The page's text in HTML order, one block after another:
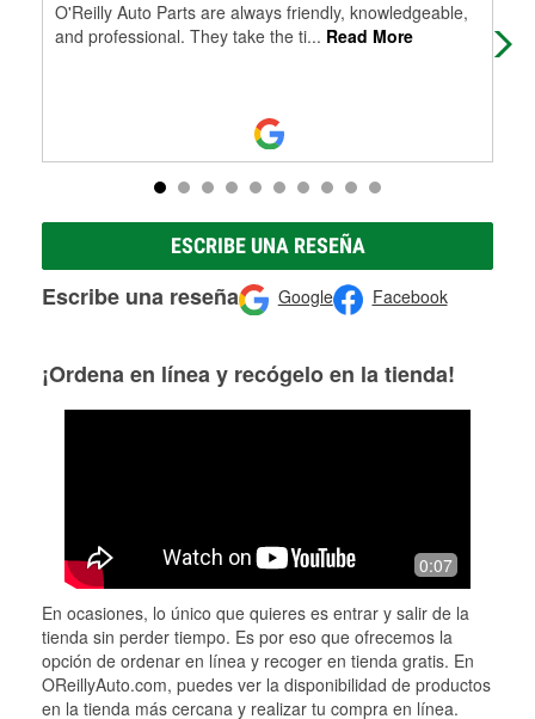
O'Reilly Auto Parts are always friendly, knowledgeable,
and professional. They take the ti... Read More
ESCRIBE UNA RESEÑA
Escribe una reseña Google Facebook
¡Ordena en línea y recógelo en la tienda!
0:07
En ocasiones, lo único que quieres es entrar y salir de la
tienda sin perder tiempo. Es por eso que ofrecemos la
opción de ordenar en línea y recoger en tienda gratis. En
OReillyAuto.com, puedes ver la disponibilidad de productos
en la tienda más cercana y realizar tu compra en línea.